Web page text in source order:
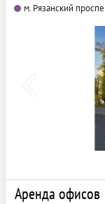
м. Рязанский
Аренда офисов